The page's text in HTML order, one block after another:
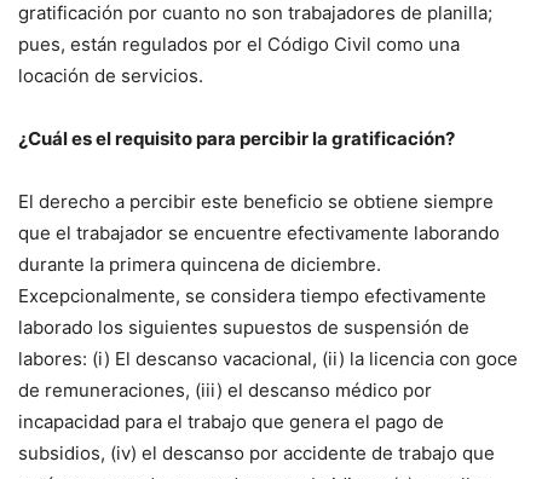
gratificación por cuanto no son trabajadores de planilla;
pues, están regulados por el Código Civil como una
locación de servicios.
¿Cuál es el requisito para percibir la gratificación?
El derecho a percibir este beneficio se obtiene siempre
que el trabajador se encuentre efectivamente laborando
durante la primera quincena de diciembre.
Excepcionalmente, se considera tiempo efectivamente
laborado los siguientes supuestos de suspensión de
labores: (i) El descanso vacacional, (ii) la licencia con goce
de remuneraciones, (iii) el descanso médico por
incapacidad para el trabajo que genera el pago de
subsidios, (iv) el descanso por accidente de trabajo que